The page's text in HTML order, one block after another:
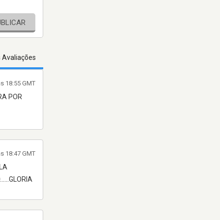
Avaliações
POR
18:55 GMT
18:47 GMT